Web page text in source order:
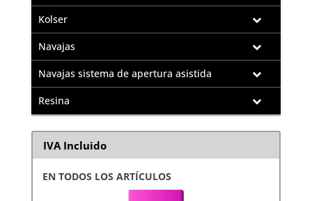
Kolser
Navajas
Navajas sistema de apertura asistida
Resina
IVA Incluido
EN TODOS LOS ARTÍCULOS